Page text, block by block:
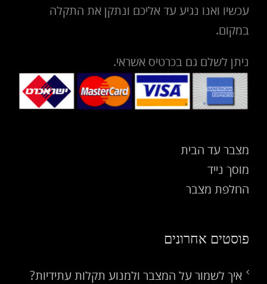
עכשיו ואנו נגיע עד אליכם ונתקן את התקלה
במקום.
ניתן לשלם גם בכרטיס אשראי.
מצבר עד הבית
מוסך נייד
החלפת מצבר
פוסטים אחרונים
איך לשמור על המצבר ולמנוע תקלות עתידיות?